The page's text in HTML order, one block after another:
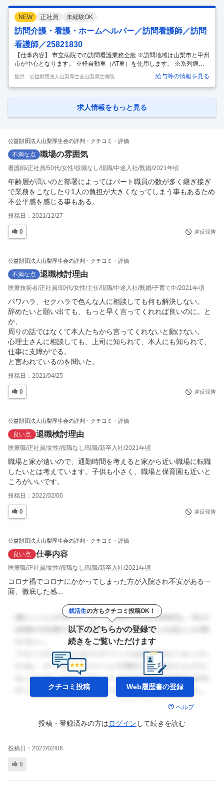
NEW 正社員 未経験OK
訪問介護・看護・ホームヘルパー／訪問看護師／訪問
看護師／25821830
【仕事内容】 市立病院での訪問看護業務全般 ※訪問地域は山梨市と甲州
市が中心となります。 ※軽自動車（AT車）を使用します。 ※系列病院へ
の移動の可能性があります。 ※お子様の学校行事や急な体調不良等によ
るお休みには配慮致します。 施設見学をして、ご応募を検討する事も可
能です。 受動喫煙対策：屋内禁煙 【給与詳細】 【基本給】 ※資格、経
手当 30,000円上限 ・昇給あり ・賞与あり 年2回（前年度実績 3.85ヶ月
提供：公益財団法人山梨厚生会山梨厚生病院 給与等の情報を見る
求人情報をもっと見る
公益財団法人山梨厚生会の評判・クチコミ・評価
不満な点 職場の雰囲気
看護師 正社員 50代 女性 役職なし 現職 中途入社 既婚 2021年頃
年齢層が高いのと部署によってはパート職員の数が多く継ぎ接ぎ
で業務をこなしたり1人の負担が大きくなってしまう事もあるため
不公平感を感じる事もある。
投稿日： 2021/12/27
0 違反報告
公益財団法人山梨厚生会の評判・クチコミ・評価
不満な点 退職検討理由
医療技術者 正社員 30代 女性 主任 現職 中途入社 既婚 子育て中 2021年頃
パワハラ、セクハラで色んな人に相談しても何も解決しない。
辞めたいと願い出ても、もっと早く言ってくれれば良いのに。と
か、
周りの話ではなくて本人たちから言ってくれないと動けない。
心理士さんに相談しても、上司に知られて、本人にも知られて、
仕事に支障がでる。
と言われているのを聞いた。
投稿日： 2021/04/25
0 違反報告
公益財団法人山梨厚生会の評判・クチコミ・評価
良い点 退職検討理由
医療職 正社員 女性 役職なし 現職 新卒入社 2021年頃
職場と家が遠いので、通勤時間を考えると家から近い職場に転職
したいとは考えています。子供も小さく、職場と保育園も近いと
ころがいいです。
投稿日： 2022/02/06
0 違反報告
公益財団法人山梨厚生会の評判・クチコミ・評価
良い点 仕事内容
医療職 正社員 女性 役職なし 現職 新卒入社 2021年頃
コロナ禍でコロナにかかってしまった方が入院され不安がある一
面、徹底した感...
就活生の方もクチコミ投稿OK！
以下のどちらかの登録で
続きをご覧いただけます
クチコミ投稿 Web履歴書の登録
ヘルプ
投稿・登録済みの方はログイン して続きを読む
投稿日： 2022/02/06
0